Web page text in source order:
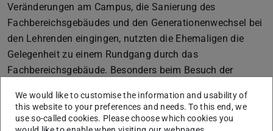
Veränderungen am Campus, die Sanierung des
Fachbereichsgebäudes und den Generationenwechsel bei
den Lehrenden eingingen, nutzten die Ehemaligen die
Gelegenheit zu einem Rundgang durch das
Fachbereichsgebäude. Besonders beim Besuch der
wieder wach.
Beim anschließenden Beisammensein in der Kuhle
We would like to customise the information and usability of
this website to your preferences and needs. To this end, we
use so-called cookies. Please choose which cookies you